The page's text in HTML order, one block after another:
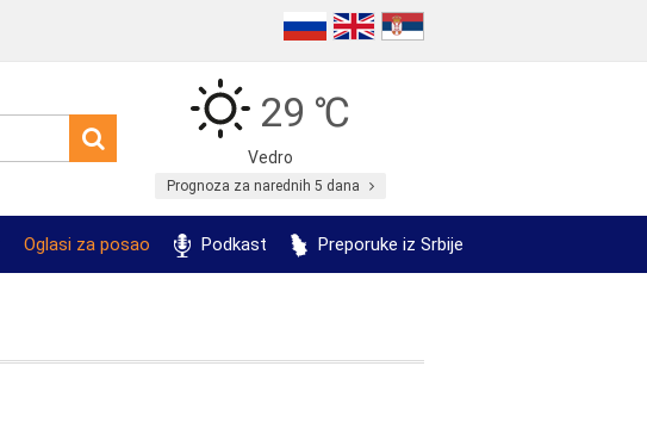
29 ℃
Vedro
Prognoza za narednih 5 dana
Oglasi za posao Podkast Preporuke iz Srbije